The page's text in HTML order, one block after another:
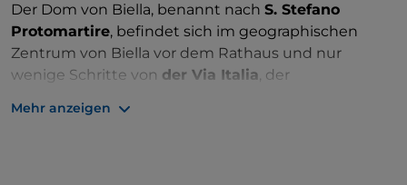
Der Dom von Biella, benannt nach S. Stefano
Protomartire, befindet sich im geographischen
Zentrum von Biella vor dem Rathaus und nur
wenige Schritte von der Via Italia, der
Mehr anzeigen